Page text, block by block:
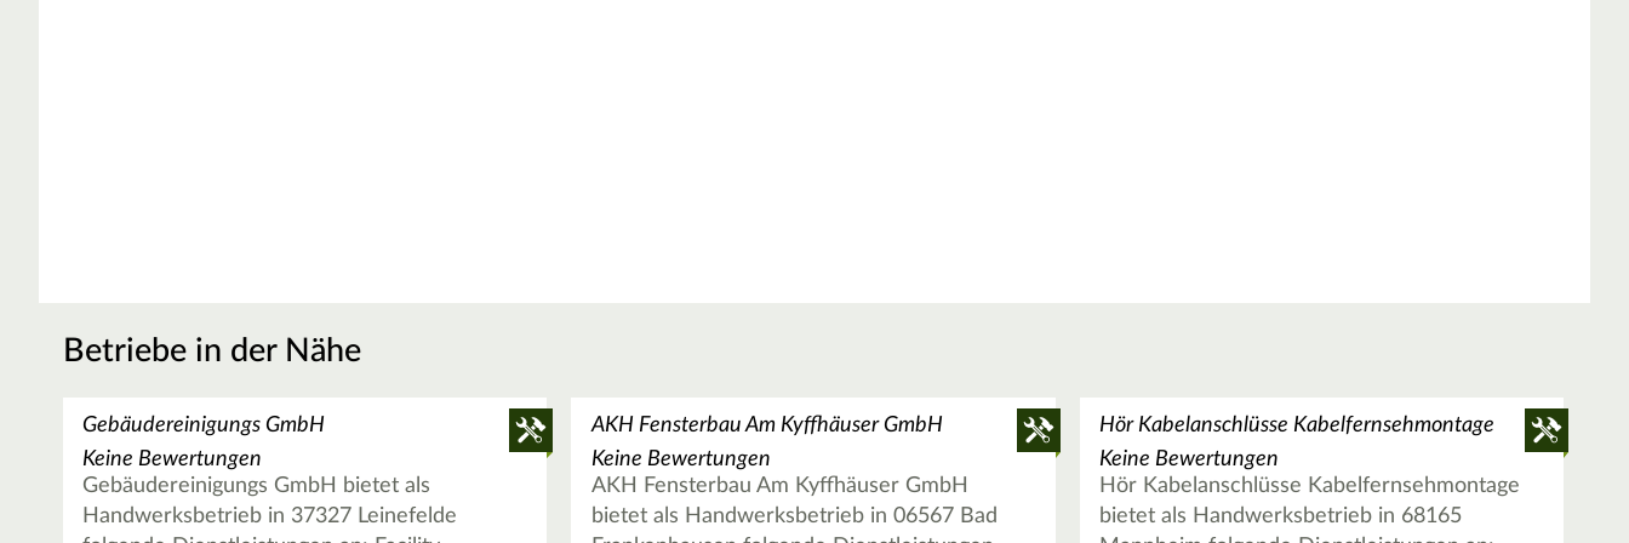
Betriebe in der Nähe
Gebäudereinigungs GmbH
Keine Bewertungen
Gebäudereinigungs GmbH bietet als
Handwerksbetrieb in 37327 Leinefelde
AKH Fensterbau Am Kyffhäuser GmbH
Keine Bewertungen
AKH Fensterbau Am Kyffhäuser GmbH
bietet als Handwerksbetrieb in 06567 Bad
Hör Kabelanschlüsse Kabelfernsehmontage
Keine Bewertungen
Hör Kabelanschlüsse Kabelfernsehmontage
bietet als Handwerksbetrieb in 68165